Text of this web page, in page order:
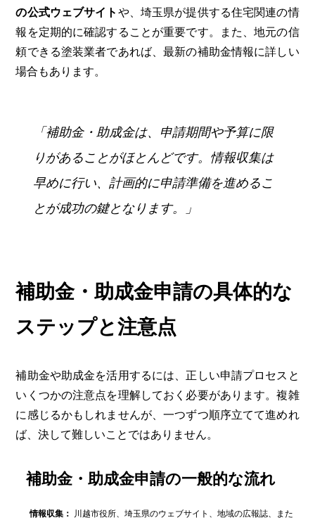
の公式ウェブサイト や、埼玉県が提供する住宅関連の情
報を定期的に確認することが重要です。また、地元の信
頼できる塗装業者であれば、最新の補助金情報に詳しい
場合もあります。
「補助金・助成金は、申請期間や予算に限
りがあることがほとんどです。情報収集は
早めに行い、計画的に申請準備を進めるこ
とが成功の鍵となります。」
補助金・助成金申請の具体的な
ステップと注意点
補助金や助成金を活用するには、正しい申請プロセスと
いくつかの注意点を理解しておく必要があります。複雑
に感じるかもしれませんが、一つずつ順序立てて進めれ
ば、決して難しいことではありません。
補助金・助成金申請の一般的な流れ
情報収集： 川越市役所、埼玉県のウェブサイト、地域の広報誌、また